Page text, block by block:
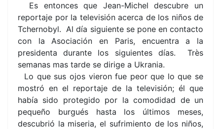
Es entonces que Jean-Michel descubre un
reportaje por la televisión acerca de los niños de
Tchernobyl. Al día siguiente se pone en contacto
con la Asociación en Paris, encuentra a la
presidenta durante los siguientes días. Très
semanas mas tarde se dirige a Ukrania.
Lo que sus ojos vieron fue peor que lo que se
mostró en el reportaje de la televisión; él que
había sido protegido por la comodidad de un
pequeño burgués hasta los últimos meses,
descubrió la miseria, el sufrimiento de los niños,